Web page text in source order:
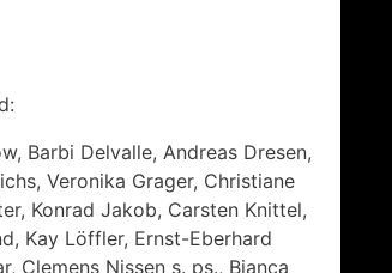
Barbi Delvalle, Andreas Dresen,
Veronika Grager, Christiane
Konrad Jakob, Carsten Knittel,
Kay Löffler, Ernst-Eberhard
Clemens Nissen s. ps., Bianca